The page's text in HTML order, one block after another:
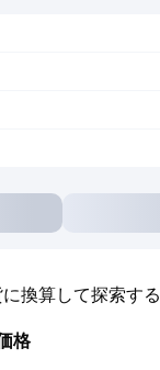
換算して探索する
格